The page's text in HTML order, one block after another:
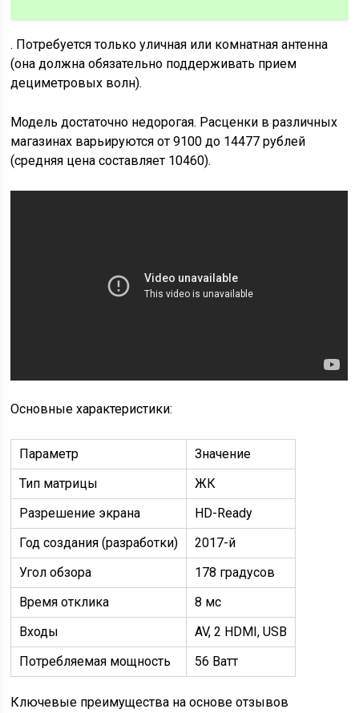
. Потребуется только уличная или комнатная антенна
(она должна обязательно поддерживать прием
дециметровых волн).
Модель достаточно недорогая. Расценки в различных
магазинах варьируются от 9100 до 14477 рублей
(средняя цена составляет 10460).
Основные характеристики:
Параметр
Значение
Тип матрицы
ЖК
Разрешение экрана
HD-Ready
Год создания (разработки)
2017-й
Угол обзора
178 градусов
Время отклика
8 мс
Входы
AV, 2 HDMI, USB
Потребляемая мощность
56 Ватт
Ключевые преимущества на основе отзывов